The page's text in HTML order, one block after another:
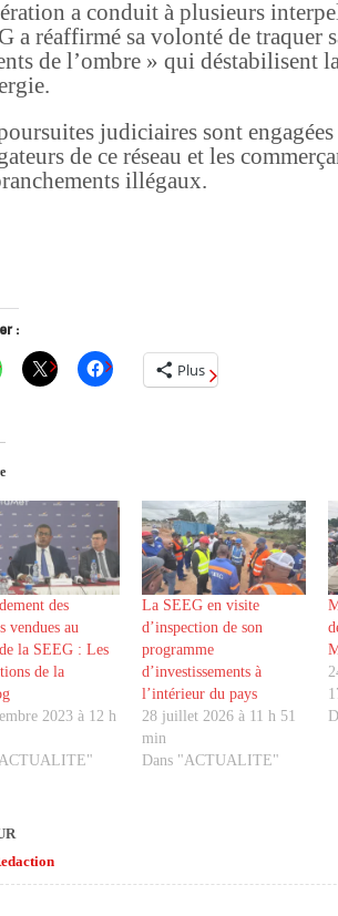
a conduit à plusieurs
a réaffirmé sa volonté de traquer
de l’ombre » qui déstabilisent
judiciaires sont
de ce réseau et les
illégaux.
:
Plus
des
vendues au
la SEEG : Les
de la
2023 à 12 h
La SEEG en visite
d’inspection de son
programme
d’investissements à
l’intérieur du pays
28 juillet 2026 à 11 h 51
min
Dans "ACTUALITE"